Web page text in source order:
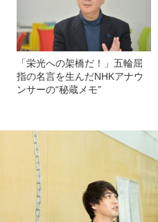
「栄光への架橋だ！」五輪屈
指の名言を生んだNHKアナウ
ンサーの“秘蔵メモ”